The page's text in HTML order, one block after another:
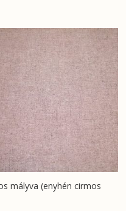
mályva (enyhén cirmos